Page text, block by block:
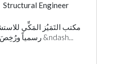
Structural Engineer
Fighting Contractors
مكتب التَمَيُز المَكِّي
رسمياً ورُخِصَ له بالعمل منذ عام 1429هـ &ndash...